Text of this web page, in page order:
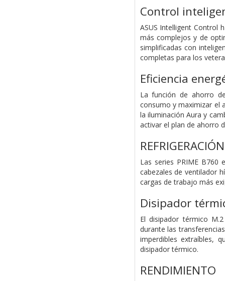
Control
ASUS Intelligent Control
más complejos y de
simplificadas con
completas para los
Eficiencia
La función de ahorro
consumo y maximizar el
la iluminación Aura y
activar el plan de ahorro
REFRIGERACIÓN
Las series PRIME B760
cabezales de ventilador
cargas de trabajo más
Disipador
El disipador térmico
durante las
imperdibles extraíbles,
disipador térmico.
RENDIMIENTO